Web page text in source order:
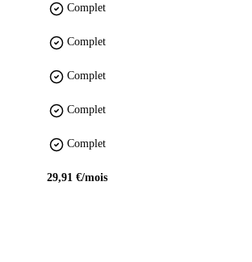
Complet
Complet
Complet
Complet
Complet
29,91 €/mois